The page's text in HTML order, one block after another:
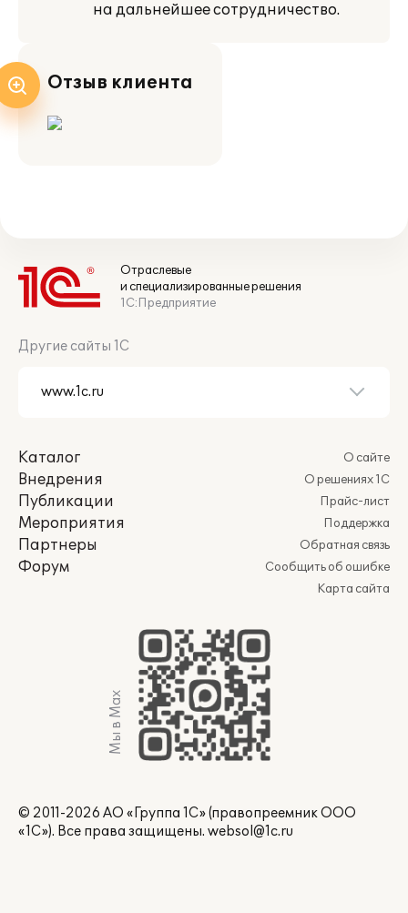
на дальнейшее сотрудничество.
Отзыв клиента
Отраслевые
и специализированные решения
1С:Предприятие
Другие сайты 1С
Каталог
Внедрения
Публикации
Мероприятия
Партнеры
Форум
О сайте
О решениях 1С
Прайс-лист
Поддержка
Обратная связь
Сообщить об ошибке
Карта сайта
Мы в Max
© 2011-2026 АО «Группа 1С» (правопреемник ООО
«1С»). Все права защищены. websol@1c.ru